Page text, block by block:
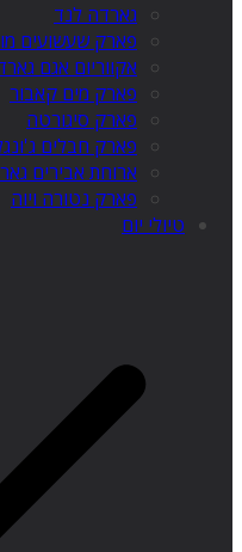
גארדה לנד
פארק שעשועים
אקווריום אגם
פארק מים קאבור
פארק סיגורטה
פארק חבלים
ארוחת אבירים
פארק נטורה ויוה
טיולי יום